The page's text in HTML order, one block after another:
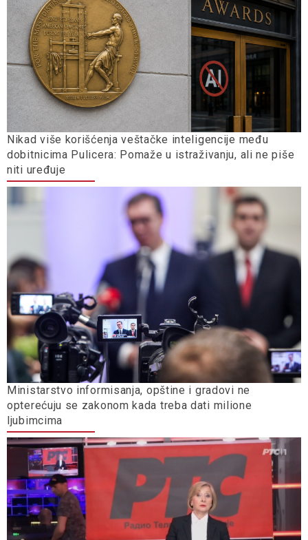
Nikad više korišćenja veštačke inteligencije među
dobitnicima Pulicera: Pomaže u istraživanju, ali ne piše
niti uređuje
Ministarstvo informisanja, opštine i gradovi ne
opterećuju se zakonom kada treba dati milione
ljubimcima